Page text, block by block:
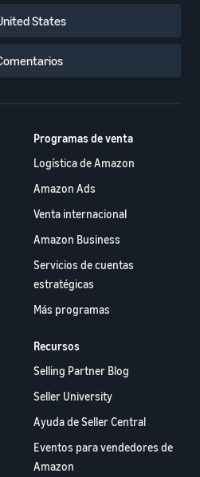
States
Programas de venta
Logística de Amazon
Amazon Ads
Venta internacional
Amazon Business
Servicios de cuentas
estratégicas
Más programas
Recursos
Selling Partner Blog
Seller University
Ayuda de Seller Central
Eventos para vendedores de
Amazon